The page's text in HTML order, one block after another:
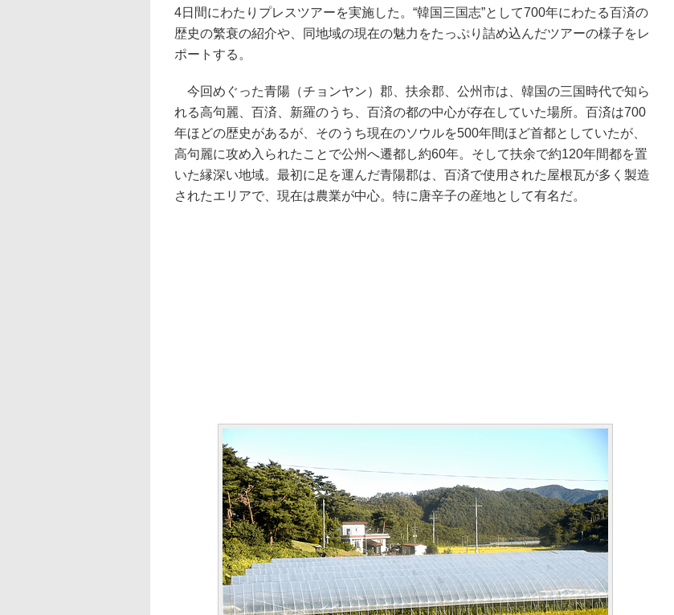
4日間にわたりプレスツアーを実施した。“韓国三国志”として700年にわたる百済の
歴史の繁衰の紹介や、同地域の現在の魅力をたっぷり詰め込んだツアーの様子をレ
ポートする。
今回めぐった青陽（チョンヤン）郡、扶余郡、公州市は、韓国の三国時代で知ら
れる高句麗、百済、新羅のうち、百済の都の中心が存在していた場所。百済は700
年ほどの歴史があるが、そのうち現在のソウルを500年間ほど首都としていたが、
高句麗に攻め入られたことで公州へ遷都し約60年。そして扶余で約120年間都を置
いた縁深い地域。最初に足を運んだ青陽郡は、百済で使用された屋根瓦が多く製造
されたエリアで、現在は農業が中心。特に唐辛子の産地として有名だ。